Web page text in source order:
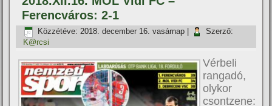
Ferencváros: 2-1
Közzétéve: 2018. december 16. vasárnap
Szerző:
K@rcsi
Vérbeli
rangadó,
olykor
csontzene: